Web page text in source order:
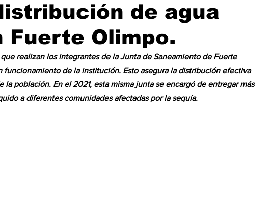
de agua
Fuerte Olimpo.
realizan los integrantes de la Junta de Saneamiento de Fuerte
funcionamiento de la institución. Esto asegura la distribución efectiva
la población. En el 2021, esta misma junta se encargó de entregar más
a diferentes comunidades afectadas por la sequía.